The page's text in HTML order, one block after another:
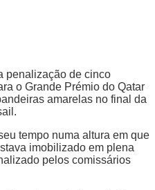
penalização de cinco
o Grande Prémio do Qatar
amarelas no final da
tempo numa altura em que
imobilizado em plena
pelos comissários